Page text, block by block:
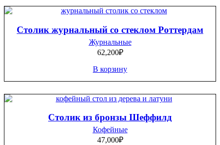
Столик журнальный со стеклом Роттердам
Журнальные
62,200₽
В корзину
Столик из бронзы Шеффилд
Кофейные
47,000₽